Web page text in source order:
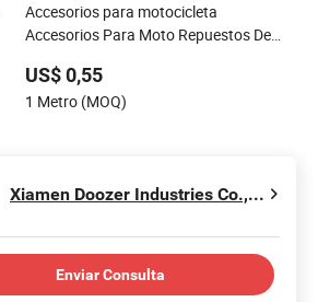
Accesorios para motocicleta
Accesorios Para Moto Repuestos De
motocicleta trenzadas de acero Cables
de freno Manguera de freno
US$ 0,55
1 Metro (MOQ)
Xiamen Doozer Industries Co., Ltd.
Enviar Consulta